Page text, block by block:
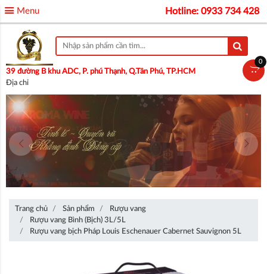
Menu Hotline: 0933 734 428
39 đường B khu ADC, P. phú Thạnh, Q.Tân Phú, TP.HCM
Địa chỉ
Trang chủ Sản phẩm
Rượu vang
Rượu vang Bình (Bịch) 3L/5L
Rượu vang bịch Pháp Louis Eschenauer Cabernet Sauvignon 5L
0